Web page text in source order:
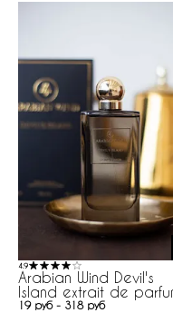
4.9
Arabian Wind Devil's
Island extrait de
19 руб - 318 руб